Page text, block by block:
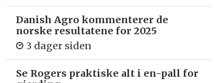
Danish Agro kommenterer de
norske resultatene for 2025
3 dager siden
Se Rogers praktiske alt i en-pall for